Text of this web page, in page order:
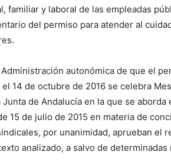
y laboral de las empleadas
del permiso para atender al
autonómica de que el
14 de octubre de 2016 se celebra
de Andalucía en la que se
de julio de 2015 en materia de
por unanimidad, aprueban el
analizado, a salvo de